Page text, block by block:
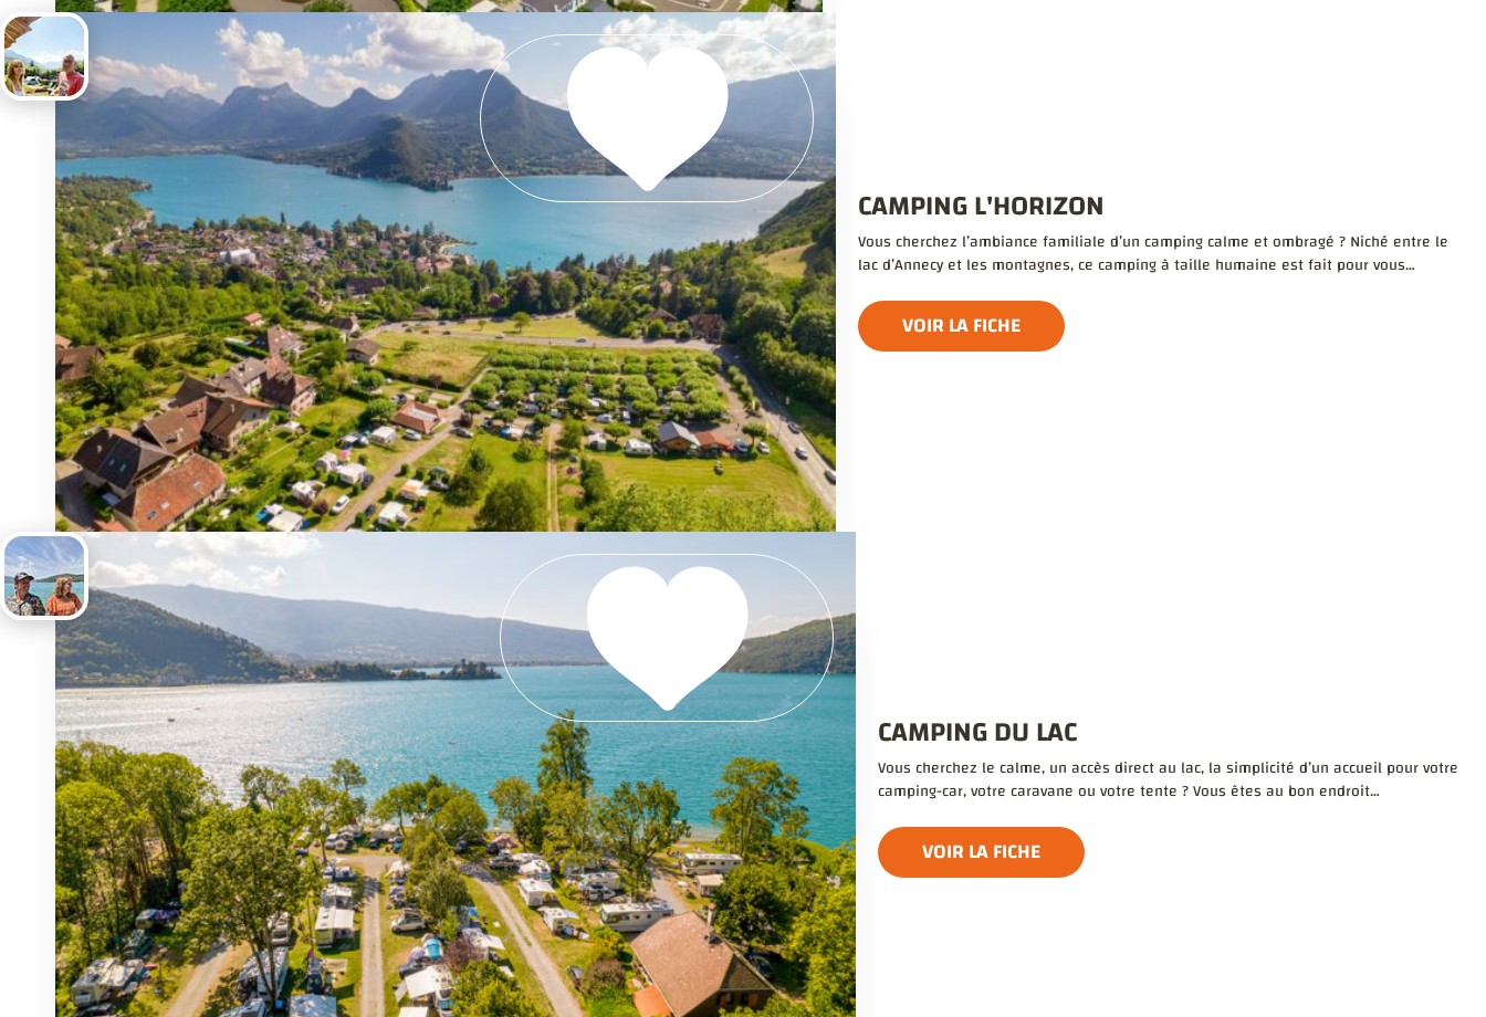
CAMPING L'HORIZON
Vous cherchez l’ambiance familiale d’un camping calme et ombragé ? Niché entre le
lac d’Annecy et les montagnes, ce camping à taille humaine est fait pour vous…
VOIR LA FICHE
CAMPING DU LAC
Vous cherchez le calme, un accès direct au lac, la simplicité d’un accueil pour votre
camping-car, votre caravane ou votre tente ? Vous êtes au bon endroit…
VOIR LA FICHE